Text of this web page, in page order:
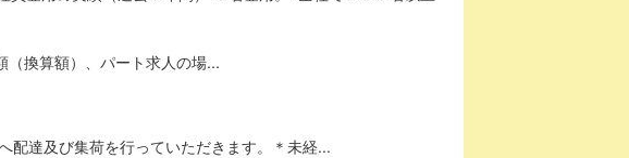
換算額）、パート求人の場...
配達及び集荷を行っていただきます。＊未経...